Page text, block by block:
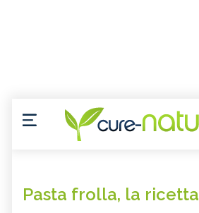
Pasta frolla, la ricetta